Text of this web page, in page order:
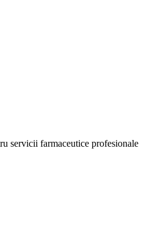
servicii farmaceutice profesionale